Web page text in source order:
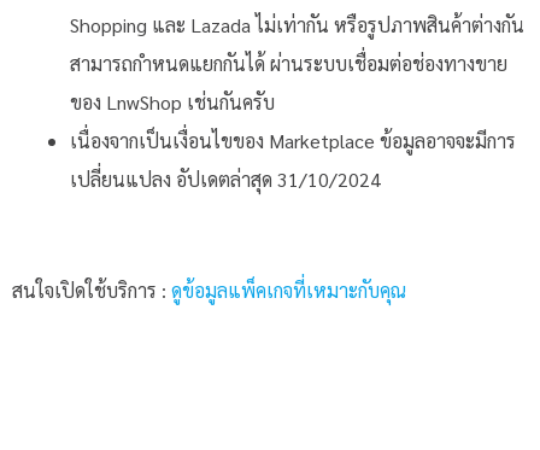
Shopping และ Lazada ไม่เท่ากัน หรือรูปภาพสินค้าต่างกัน
สามารถกำหนดแยกกันได้ ผ่านระบบเชื่อมต่อช่องทางขาย
ของ LnwShop เช่นกันครับ
เนื่องจากเป็นเงื่อนไขของ Marketplace ข้อมูลอาจจะมีการ
เปลี่ยนแปลง อัปเดตล่าสุด 31/10/2024
สนใจเปิดใช้บริการ : ดูข้อมูลแพ็คเกจที่เหมาะกับคุณ